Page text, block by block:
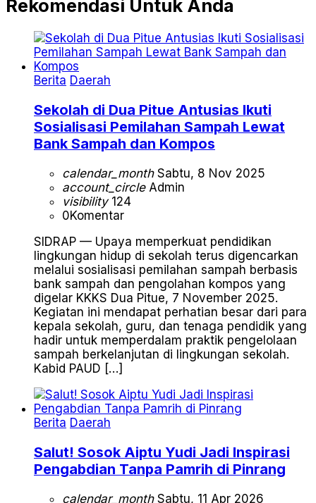
Rekomendasi Untuk Anda
Berita Daerah
Sekolah di Dua Pitue Antusias Ikuti
Sosialisasi Pemilahan Sampah Lewat
Bank Sampah dan Kompos
calendar_monthSabtu, 8 Nov 2025
account_circleAdmin
visibility124
0Komentar
SIDRAP — Upaya memperkuat pendidikan
lingkungan hidup di sekolah terus digencarkan
melalui sosialisasi pemilahan sampah berbasis
bank sampah dan pengolahan kompos yang
digelar KKKS Dua Pitue, 7 November 2025.
Kegiatan ini mendapat perhatian besar dari para
kepala sekolah, guru, dan tenaga pendidik yang
hadir untuk memperdalam praktik pengelolaan
sampah berkelanjutan di lingkungan sekolah.
Kabid PAUD […]
Berita Daerah
Salut! Sosok Aiptu Yudi Jadi Inspirasi
Pengabdian Tanpa Pamrih di Pinrang
calendar_monthSabtu, 11 Apr 2026